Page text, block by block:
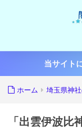
当サイト
ホーム 埼玉県神
「出雲伊波比